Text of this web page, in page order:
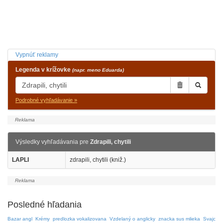
Vypnúť reklamy
Legenda v krížovke (napr. meno Eduarda)
Podrobné vyhľadávanie »
Výsledky vyhľadávania pre Zdrapili, chytili
LAPLI zdrapili, chytili (kniž.)
Posledné hľadania
Bazar angl Krémy predlozka vokalizovana Vzdelaný o anglicky znacka sus mlieka Svajc